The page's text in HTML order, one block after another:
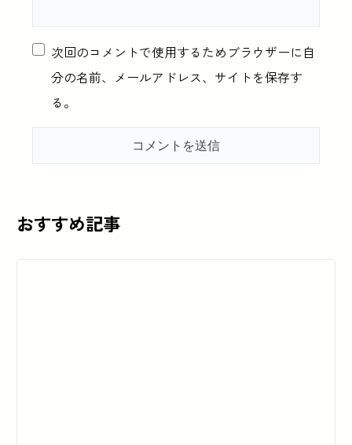
次回のコメントで使用するためブラウザーに自
分の名前、メールアドレス、サイトを保存す
る。
おすすめ記事